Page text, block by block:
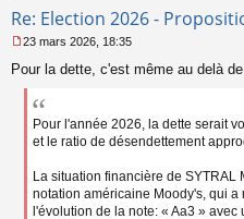
Re: Election 2026 -
e
s
23 mars 2026, 18:35
Pour la dette, c'est même au delà
Pour l'année 2026, la dette serait
et le ratio de désendettement
La situation financière de SYTRAL
notation américaine Moody's, qui
l'évolution de la note: « Aa3 »